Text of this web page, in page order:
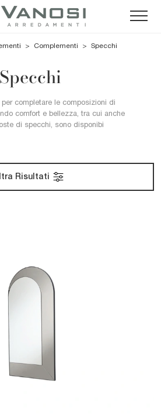
> Complementi > Specchi
Specchi
completare le composizioni di
comfort e bellezza, tra cui anche
di specchi, sono disponibi
Risultati